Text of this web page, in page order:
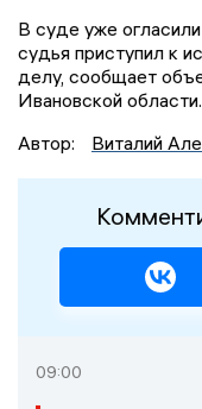
В суде уже
судья приступил к
делу, сообщает
Ивановской области.
Автор:
Виталий
09:00